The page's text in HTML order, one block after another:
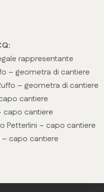
rappresentante
– geometra di cantiere
– geometra di cantiere
cantiere
capo cantiere
Petterlini – capo cantiere
– capo cantiere